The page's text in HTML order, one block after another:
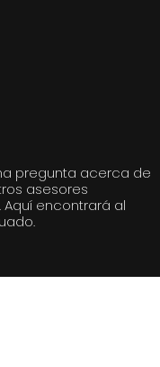
pregunta acerca de
asesores
encontrará al